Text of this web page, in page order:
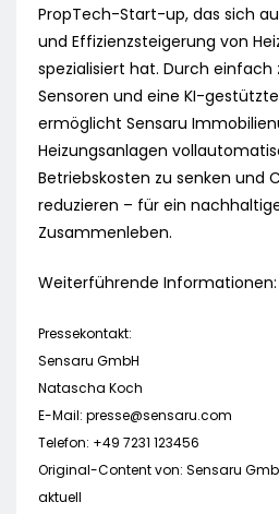
PropTech-Start-up, das sich
und Effizienzsteigerung von
spezialisiert hat. Durch einfach
Sensoren und eine KI-
ermöglicht Sensaru
Heizungsanlagen
Betriebskosten zu senken und
reduzieren – für ein
Zusammenleben.
Weiterführende
Pressekontakt:
Sensaru GmbH
Natascha Koch
E-Mail: presse@sensaru.com
Telefon: +49 7231 123456
Original-Content von: Sensaru
aktuell